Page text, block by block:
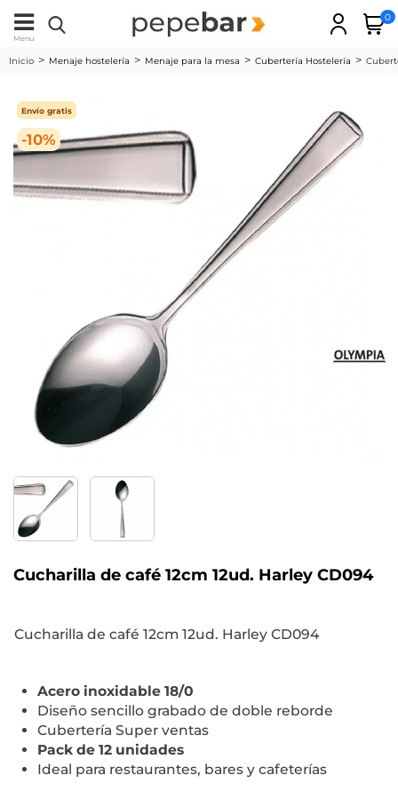
Menu
0
Inicio Menaje hostelería Menaje para la mesa Cubertería Hostelería
-10%
Envío gratis
Cucharilla de café 12cm 12ud. Harley CD094
Cucharilla de café 12cm 12ud. Harley CD094
Acero inoxidable 18/0
Diseño sencillo grabado de doble reborde
Cubertería Super ventas
Pack de 12 unidades
Ideal para restaurantes, bares y cafeterías